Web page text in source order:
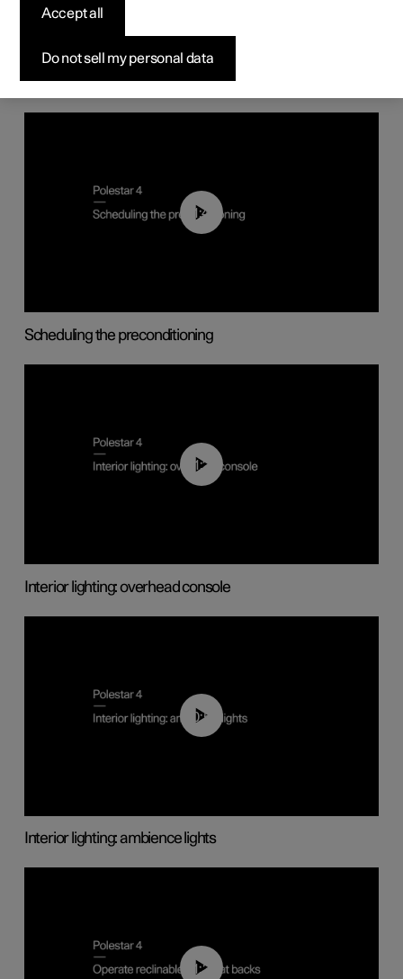
Interior comfort and climate
01:49
Scheduling the preconditioning
01:22
Interior lighting: overhead console
00:50
Interior lighting: ambience lights
01:37
Do not sell my personal data
Accept all